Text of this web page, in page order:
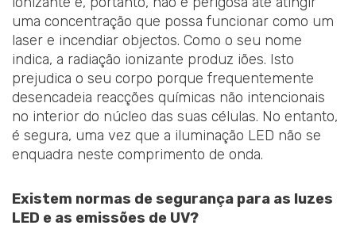
uma concentração que possa funcionar como um
laser e incendiar objectos. Como o seu nome
indica, a radiação ionizante produz iões. Isto
prejudica o seu corpo porque frequentemente
desencadeia reacções químicas não intencionais
no interior do núcleo das suas células. No entanto,
é segura, uma vez que a iluminação LED não se
enquadra neste comprimento de onda.
Existem normas de segurança para as luzes
LED e as emissões de UV?